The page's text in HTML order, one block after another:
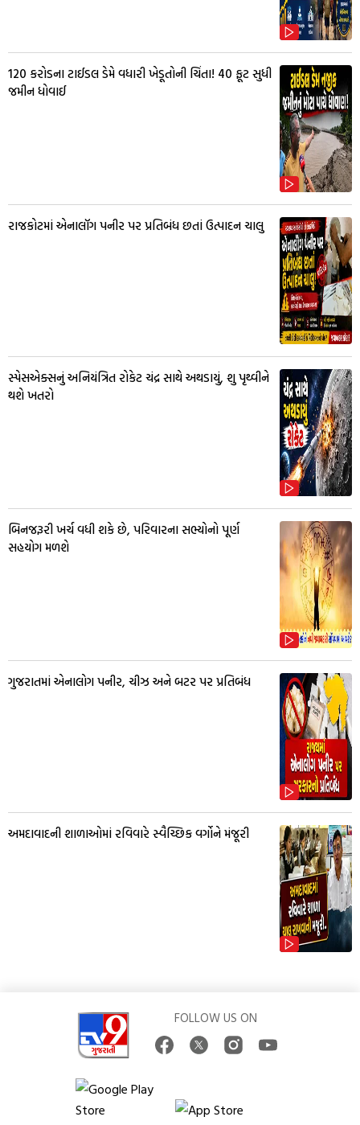
₹120 કરોડના ટાઈડલ ડેમે વધારી ખેડૂતોની ચિંતા! 40 ફૂટ સુધી
જમીન ધોવાઈ
રાજકોટમાં એનાલૉગ પનીર પર પ્રતિબંધ છતાં ઉત્પાદન ચાલુ
સ્પેસએક્સનું અનિયંત્રિત રોકેટ ચંદ્ર સાથે અથડાયું, શુ પૃથ્વીને
થશે ખતરો
બિનજરૂરી ખર્ચ વધી શકે છે, પરિવારના સભ્યોનો પૂર્ણ
સહયોગ મળશે
ગુજરાતમાં એનાલોગ પનીર, ચીઝ અને બટર પર પ્રતિબંધ
અમદાવાદની શાળાઓમાં રવિવારે સ્વૈચ્છિક વર્ગોને મંજૂરી
FOLLOW US ON